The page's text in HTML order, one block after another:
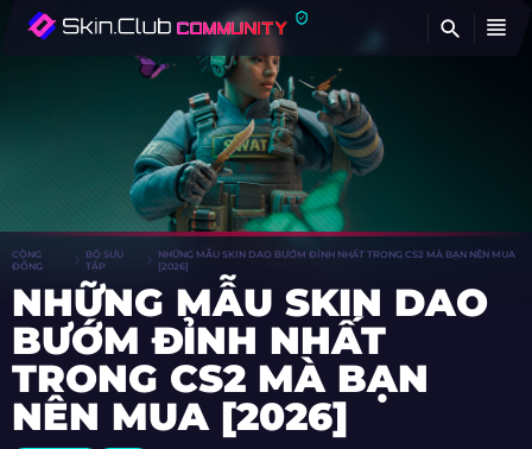
CỘNG
ĐỒNG
BỘ SƯU
TẬP
NHỮNG MẪU SKIN DAO BƯỚM ĐỈNH NHẤT TRONG CS2 MÀ BẠN NÊN MUA
[2026]
NHỮNG MẪU SKIN DAO
BƯỚM ĐỈNH NHẤT
TRONG CS2 MÀ BẠN
NÊN MUA [2026]